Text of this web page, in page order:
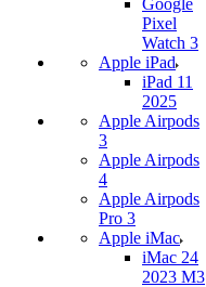
Google
Pixel
Watch 3
Apple iPad
iPad 11
2025
Apple Airpods
3
Apple Airpods
4
Apple Airpods
Pro 3
Apple iMac
iMac 24
2023 M3